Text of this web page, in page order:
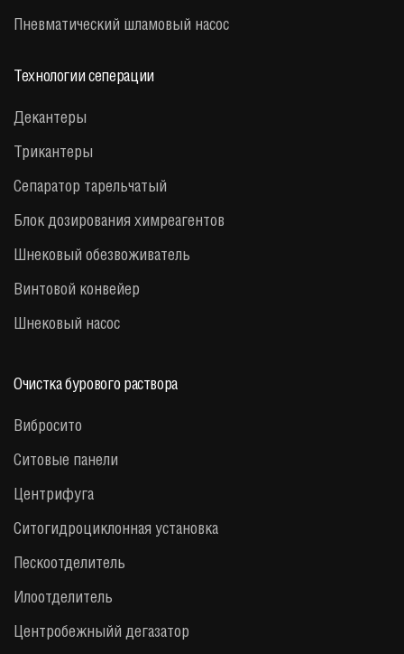
Пневматический шламовый насос
Технологии сеперации
Декантеры
Трикантеры
Сепаратор тарельчатый
Блок дозирования химреагентов
Шнековый обезвоживатель
Винтовой конвейер
Шнековый насос
Очистка бурового раствора
Вибросито
Ситовые панели
Центрифуга
Cитогидроциклонная установка
Пескоотделитель
Илоотделитель
Центробежныйй дегазатор